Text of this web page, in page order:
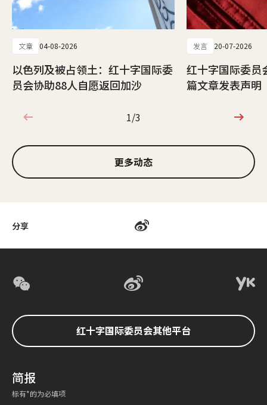
分享
文章 04-08-2026
以色列及被占领土：红十字国际委
员会协助88人自愿返回加沙
发言 20-07-2026
红十字国际委员
篇文章发表声明
1/3
1/3
更多动态
红十字国际委员会其他平台
简报
标有*的为必填项